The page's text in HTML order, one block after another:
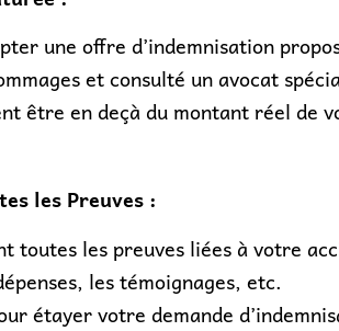
une offre d’indemnisation
et consulté un avocat
être en deçà du montant réel de
les Preuves :
toutes les preuves liées à votre
les témoignages, etc.
étayer votre demande